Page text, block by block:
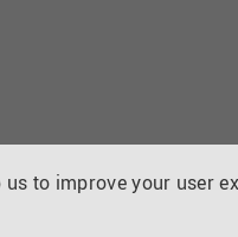
to improve your user